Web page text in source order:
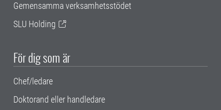
Gemensamma verksamhetsstödet
SLU Holding
För dig som är
Chef/ledare
Doktorand eller handledare